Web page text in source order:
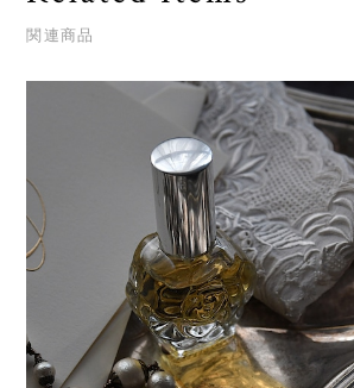
関連商品